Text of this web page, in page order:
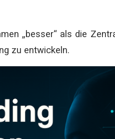
„besser“ als die
zu entwickeln.